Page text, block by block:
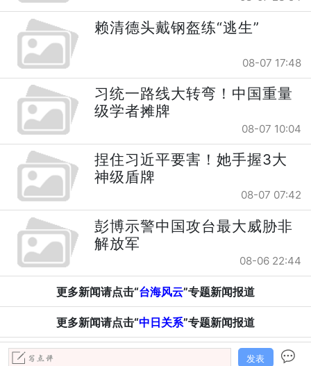
赖清德头戴钢盔练“逃生”
08-07 17:48
习统一路线大转弯！中国重量
级学者摊牌
08-07 10:04
捏住习近平要害！她手握3大
神级盾牌
08-07 07:42
彭博示警中国攻台最大威胁非
解放军
08-06 22:44
更多新闻请点击“台海风云”专题新闻报道
更多新闻请点击“中日关系”专题新闻报道
发表